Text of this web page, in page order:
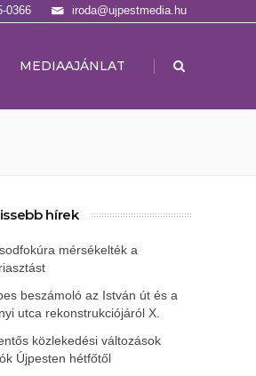
iroda@ujpestmedia.hu
0366
MEDIAAJÁNLAT |
hírek
mérsékelték a
beszámoló az István út és a
utca rekonstrukciójáról X.
közlekedési változások
Újpesten hétfőtől